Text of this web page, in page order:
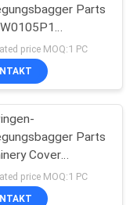
19
Parts
Sk200-8
price MOQ:1 PC
Parts
Cover
CAT320C
price MOQ:1 PC